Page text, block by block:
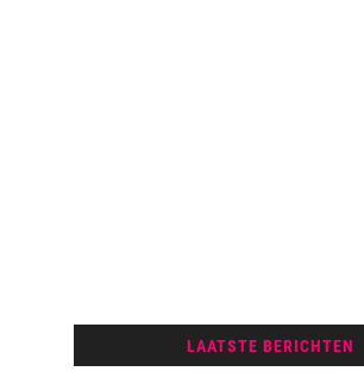
LAATSTE BERICHTEN